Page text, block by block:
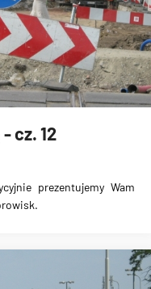
cz. 12
prezentujemy Wam